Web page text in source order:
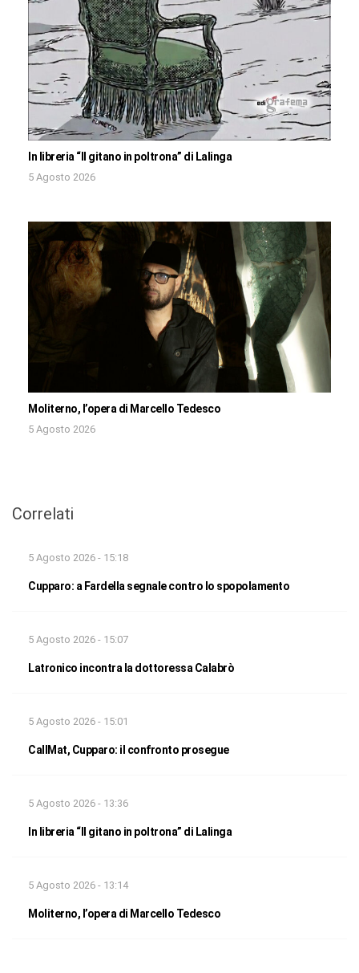
In libreria “Il gitano in poltrona” di Lalinga
5 Agosto 2026
Moliterno, l’opera di Marcello Tedesco
5 Agosto 2026
Correlati
5 Agosto 2026 - 15:18
Cupparo: a Fardella segnale contro lo spopolamento
5 Agosto 2026 - 15:07
Latronico incontra la dottoressa Calabrò
5 Agosto 2026 - 15:01
CallMat, Cupparo: il confronto prosegue
5 Agosto 2026 - 13:36
In libreria “Il gitano in poltrona” di Lalinga
5 Agosto 2026 - 13:14
Moliterno, l’opera di Marcello Tedesco